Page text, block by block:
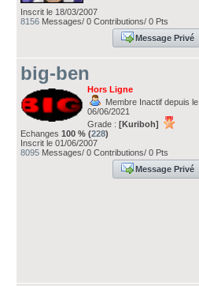
Inscrit le 18/03/2007
8156 Messages/ 0 Contributions/ 0 Pts
Message Privé
big-ben
Hors Ligne
Membre Inactif depuis le
06/06/2021
Grade : [Kuriboh]
Echanges 100 % (228)
Inscrit le 01/06/2007
8095 Messages/ 0 Contributions/ 0 Pts
Message Privé